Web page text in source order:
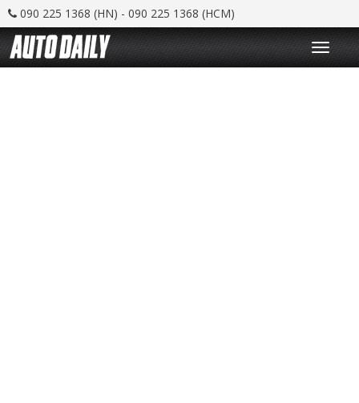
090 225 1368 (HN) - 090 225 1368 (HCM)
T
o
g